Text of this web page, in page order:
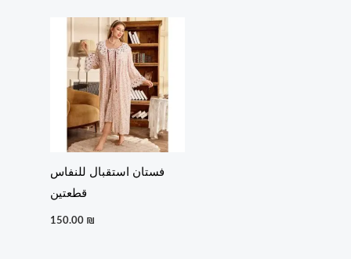
فستان استقبال للنفاس
قطعتين
150.00 ₪